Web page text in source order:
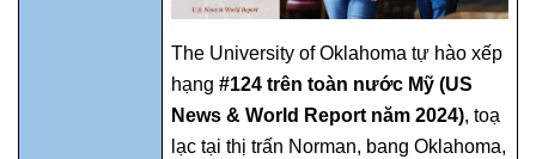
The University of Oklahoma tự hào xếp
hạng #124 trên toàn nước Mỹ(US
News & World Report năm 2024), toạ
lạc tại thị trấn Norman, bang Oklahoma,